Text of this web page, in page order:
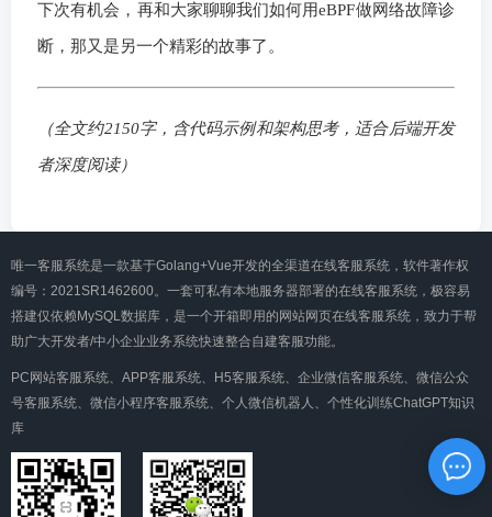
下次有机会，再和大家聊聊我们如何用eBPF做网络故障诊
断，那又是另一个精彩的故事了。
（全文约2150字，含代码示例和架构思考，适合后端开发
者深度阅读）
唯一客服系统是一款基于Golang+Vue开发的全渠道在线客服系统，软件著作权
编号：2021SR1462600。一套可私有本地服务器部署的在线客服系统，极容易
搭建仅依赖MySQL数据库，是一个开箱即用的网站网页在线客服系统，致力于帮
助广大开发者/中小企业业务系统快速整合自建客服功能。
PC网站客服系统、APP客服系统、H5客服系统、企业微信客服系统、微信公众
号客服系统、微信小程序客服系统、个人微信机器人、个性化训练ChatGPT知识
库